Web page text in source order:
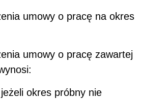
umowy o pracę na okres
umowy o pracę zawartej
okres próbny nie